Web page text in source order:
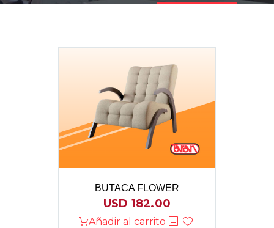
BUTACA FLOWER
USD 182.00
Añadir al carrito